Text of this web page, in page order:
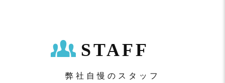
STAFF
弊社自慢のスタッフ